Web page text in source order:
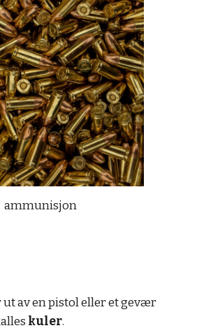
ammunisjon
av en pistol eller et gevær
kuler.